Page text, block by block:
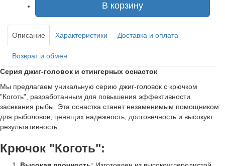
В корзину
Описание Характеристики Доставка и оплата
Возврат и обмен
Серия джиг-головок и стингерных оснасток
Мы предлагаем уникальную серию джиг-головок с крючком
"Коготь", разработанным для повышения эффективности
засекания рыбы. Эта оснастка станет незаменимым помощником
для рыболовов, ценящих надежность, долговечность и высокую
результативность.
Крючок "Коготь":